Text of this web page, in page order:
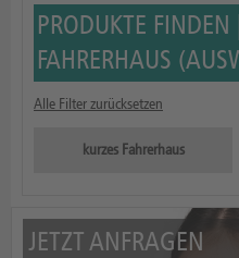
PRODUKTE
FAHRERHAUS
Alle Filter zurücksetzen
kurzes Fahrerhaus
JETZT ANFRAGEN